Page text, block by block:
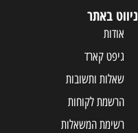
ניווט באתר
אודות
גיפט קארד
שאלות ותשובות
הרשמת לקוחות
רשימת המשאלות